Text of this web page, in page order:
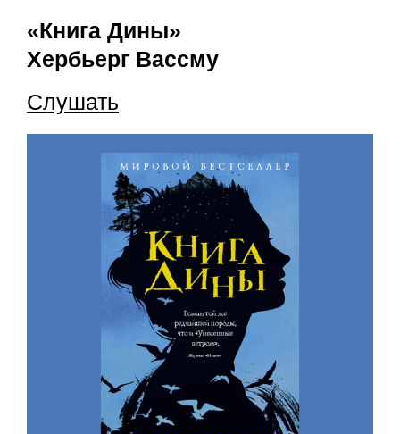
«Книга Дины»
Хербьерг Вассму
Слушать